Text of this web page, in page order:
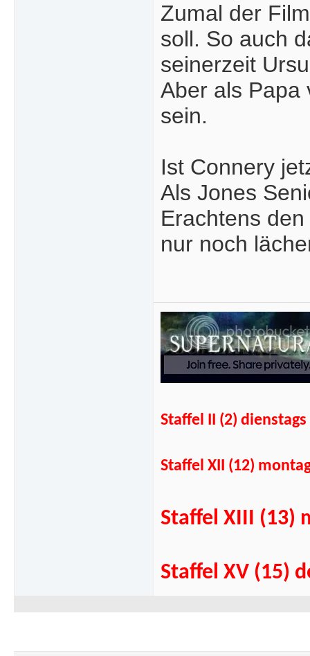
Zumal der
soll. So auch
seinerzeit
Aber als Papa
sein.
Ist Connery
Als Jones
Erachtens
nur noch
Staffel II (2)
Staffel XII (12)
Staffel XIII (13)
Staffel XV (15)